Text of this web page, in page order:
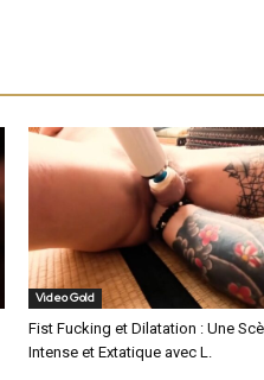
Video Gold
Fist Fucking et Dilatation : Une
Intense et Extatique avec L.